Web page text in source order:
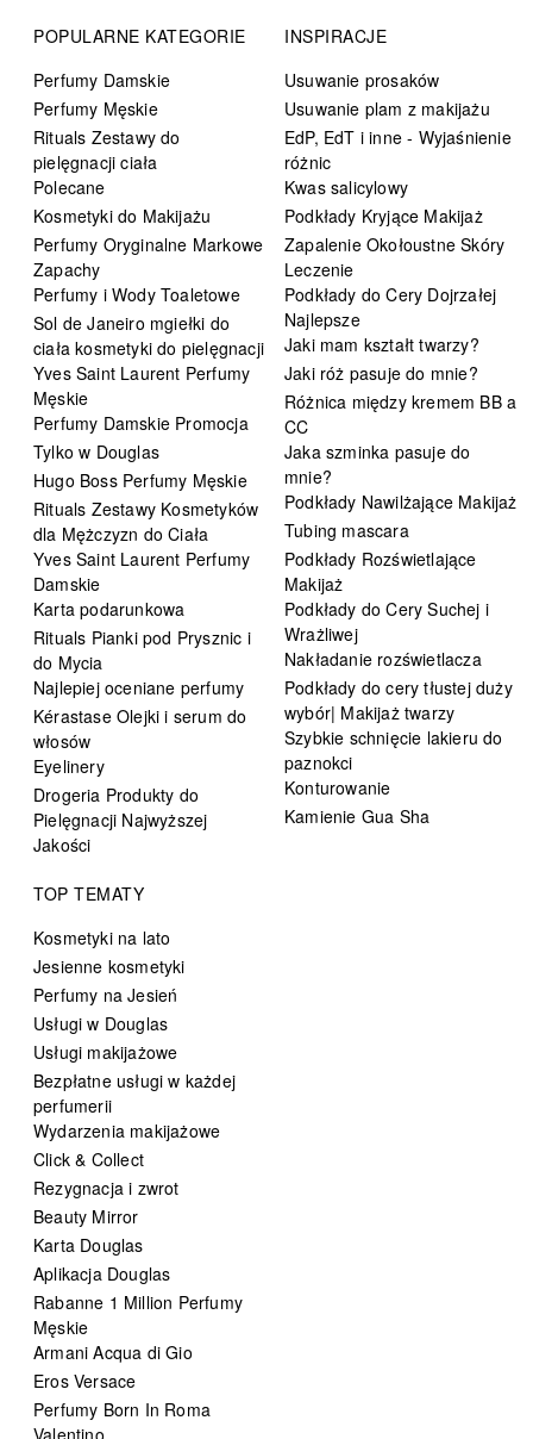
POPULARNE KATEGORIE
Perfumy Damskie
Perfumy Męskie
Rituals Zestawy do
pielęgnacji ciała
Polecane
Kosmetyki do Makijażu
Perfumy Oryginalne Markowe
Zapachy
Perfumy i Wody Toaletowe
Sol de Janeiro mgiełki do
ciała kosmetyki do pielęgnacji
Yves Saint Laurent Perfumy
Męskie
Perfumy Damskie Promocja
Tylko w Douglas
Hugo Boss Perfumy Męskie
Rituals Zestawy Kosmetyków
dla Mężczyzn do Ciała
Yves Saint Laurent Perfumy
Damskie
Karta podarunkowa
Rituals Pianki pod Prysznic i
do Mycia
Najlepiej oceniane perfumy
Kérastase Olejki i serum do
włosów
Eyelinery
Drogeria Produkty do
Pielęgnacji Najwyższej
Jakości
INSPIRACJE
Usuwanie prosaków
Usuwanie plam z makijażu
EdP, EdT i inne - Wyjaśnienie
różnic
Kwas salicylowy
Podkłady Kryjące Makijaż
Zapalenie Okołoustne Skóry
Leczenie
Podkłady do Cery Dojrzałej
Najlepsze
Jaki mam kształt twarzy?
Jaki róż pasuje do mnie?
Różnica między kremem BB a
CC
Jaka szminka pasuje do
mnie?
Podkłady Nawilżające Makijaż
Tubing mascara
Podkłady Rozświetlające
Makijaż
Podkłady do Cery Suchej i
Wrażliwej
Nakładanie rozświetlacza
Podkłady do cery tłustej duży
wybór| Makijaż twarzy
Szybkie schnięcie lakieru do
paznokci
Konturowanie
Kamienie Gua Sha
TOP TEMATY
Kosmetyki na lato
Jesienne kosmetyki
Perfumy na Jesień
Usługi w Douglas
Usługi makijażowe
Bezpłatne usługi w każdej
perfumerii
Wydarzenia makijażowe
Click & Collect
Rezygnacja i zwrot
Beauty Mirror
Karta Douglas
Aplikacja Douglas
Rabanne 1 Million Perfumy
Męskie
Armani Acqua di Gio
Eros Versace
Perfumy Born In Roma
Valentino